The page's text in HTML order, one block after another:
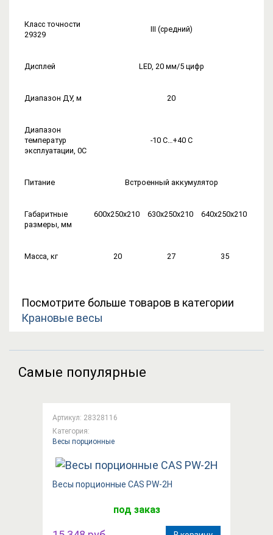
Класс точности
29329
III (средний)
Дисплей LED, 20 мм/5 цифр
Диапазон ДУ, м 20
Диапазон
температур
эксплуатации, 0С
-10 С…+40 С
Питание Встроенный аккумулятор
Габаритные
размеры, мм
600х250х210 630х250х210 640х250х210
Масса, кг 20 27 35
Посмотрите больше товаров в категории
Крановые весы
Самые популярные
Артикул: 28328116
Категория:
Весы порционные
Весы порционные CAS PW-2H
под заказ